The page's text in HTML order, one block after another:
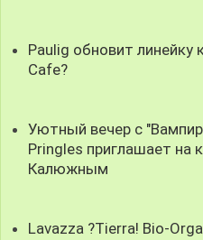
Paulig обновит
Cafe?
Уютный вечер с
Pringles приглашает на
Калюжным
Lavazza ?Tierra! Bio-